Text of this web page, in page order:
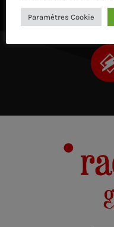
Paramètres Cookie